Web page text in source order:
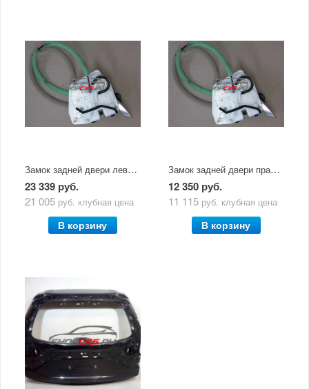
Замок задней двери левой Mazda CX-5 (2017-по н.в.)
23 339 руб.
21 005 руб. клубная цена
В корзину
Замок задней двери правой Mazda CX-5 (2017-по н.в.)
12 350 руб.
11 115 руб. клубная цена
В корзину